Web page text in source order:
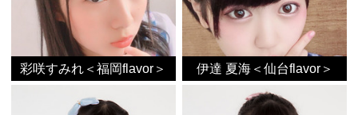
彩咲すみれ＜福岡flavor＞ 伊達 夏海＜仙台flavor＞